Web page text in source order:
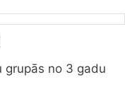
grupās no 3 gadu